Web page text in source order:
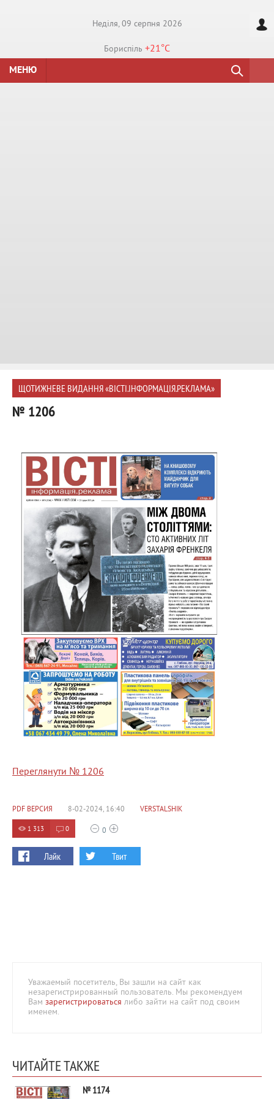
Недiля, 09 серпня 2026
Бориспiль +21°C
МЕНЮ
ЩОТИЖНЕВЕ ВИДАННЯ «ВІСТІ.ІНФОРМАЦІЯ.РЕКЛАМА»
№ 1206
Переглянути № 1206
PDF ВЕРСИЯ 8-02-2024, 16:40 VERSTALSHIK
1 313 0 0
Лайк Твит
Уважаемый посетитель, Вы зашли на сайт как
незарегистрированный пользователь. Мы рекомендуем
Вам зарегистрироваться либо зайти на сайт под своим
именем.
ЧИТАЙТЕ ТАКЖЕ
№ 1174